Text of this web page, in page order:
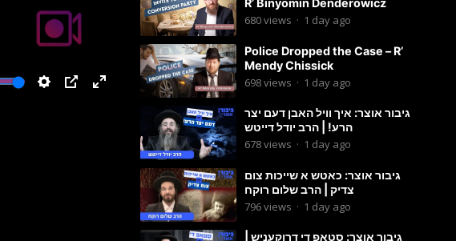
R’ Binyomin Denderowicz
680views · 1 day ago
Police Dropped the Case – R’
Mendy Chissick
698views · 1 day ago
גיבור אוצר: איך וויל האבן דעם יצר
הרע! | הרב יודל דייטש
678views · 1 day ago
גיבור אוצר: כאטש א שייכות צום
צדיק | הרב שלום רוקח
796views · 1 day ago
גיבור אוצר: סטאפ די דרוקעניש |